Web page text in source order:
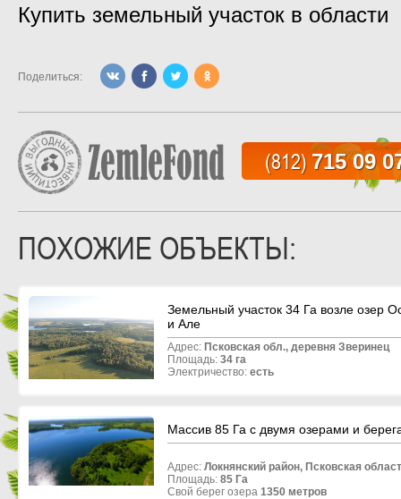
Купить земельный участок в области
Поделиться:
(812) 715 09
ПОХОЖИЕ ОБЪЕКТЫ:
Земельный участок 34 Га возле озер
и Але
Адрес: Псковская обл., деревня Зверинец
Площадь: 34 га
Электричество: есть
Массив 85 Га с двумя озерами и
Адрес: Локнянский район, Псковская
Площадь: 85 Га
Свой берег озера 1350 метров